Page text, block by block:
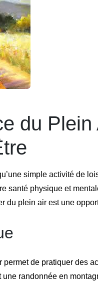
du
simple activité de
santé physique et
du plein air est une
permet de pratiquer des
randonnée en